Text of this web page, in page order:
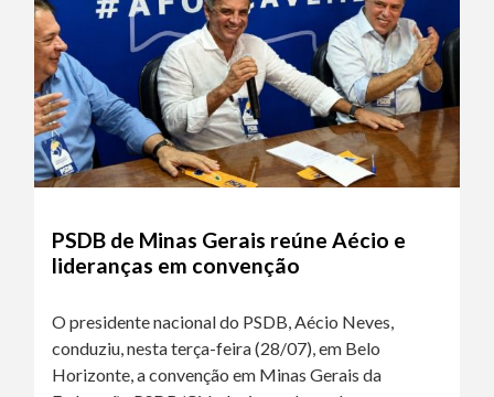
PSDB de Minas Gerais reúne Aécio e
lideranças em convenção
O presidente nacional do PSDB, Aécio Neves,
conduziu, nesta terça-feira (28/07), em Belo
Horizonte, a convenção em Minas Gerais da